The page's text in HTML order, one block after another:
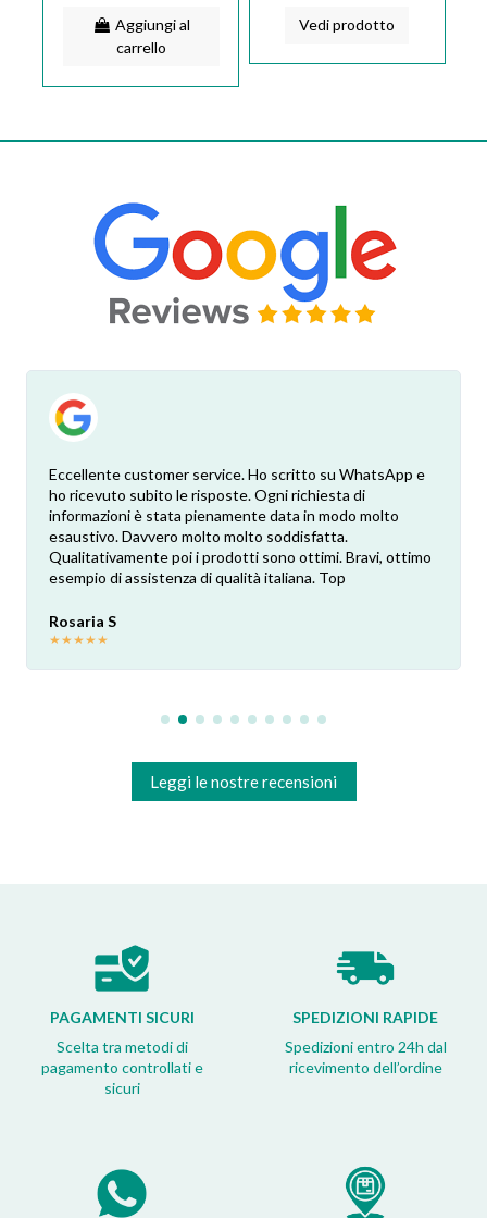
Aggiungi al
carrello
Vedi prodotto
Eccellente customer service. Ho scritto su WhatsApp e
ho ricevuto subito le risposte. Ogni richiesta di
informazioni è stata pienamente data in modo molto
esaustivo. Davvero molto molto soddisfatta.
Qualitativamente poi i prodotti sono ottimi. Bravi, ottimo
esempio di assistenza di qualità italiana. Top
Rosaria S
★★★★★
Leggi le nostre recensioni
PAGAMENTI SICURI
Scelta tra metodi di
pagamento controllati e
sicuri
SPEDIZIONI RAPIDE
Spedizioni entro 24h dal
ricevimento dell’ordine